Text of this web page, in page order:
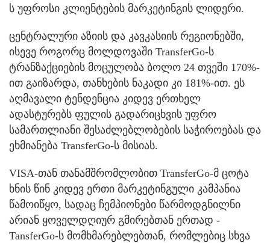
ს უფროსი კლიენტების მარკეტინგის ლიდერი.
ცენტრალური აზიის და კავკასიის რეგიონებში,
ისევე როგორც მოლდოვაში TransferGo-ს
ტრანზაქციების მოცულობა ბოლო 24 თვეში 170%-
ით გაიზარდა, თანხების ნაკადი კი 181%-ით. ეს
აღმავალი ტენდენცია კიდევ ერთხელ
ადასტურებს ფულის გადარიცხვის უფრო
სამართლიანი შესაძლებლობების საჭიროებას და
ეხმიანება TransferGo-ს მისიას.
VISA-თან თანამშრომლობით TransferGo-მ ცოტა
ხნის წინ კიდევ ერთი მარკეტინგული კამპანია
წამოიწყო, სადაც ჩემპიონები წარმოდგნილნი
არიან ყოველდღიურ გმირებთან ერთად -
TansferGo-ს მომხმარებლებთან, რომლებიც სხვა